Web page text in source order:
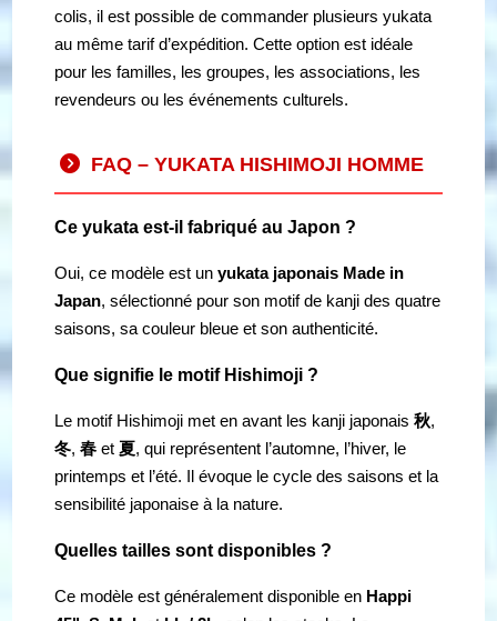
colis, il est possible de commander plusieurs yukata
au même tarif d’expédition. Cette option est idéale
pour les familles, les groupes, les associations, les
revendeurs ou les événements culturels.
FAQ – YUKATA HISHIMOJI HOMME
Ce yukata est-il fabriqué au Japon ?
Oui, ce modèle est unyukata japonais Made in
Japan, sélectionné pour son motif de kanji des quatre
saisons, sa couleur bleue et son authenticité.
Que signifie le motif Hishimoji ?
Le motif Hishimoji met en avant les kanji japonais秋,
冬,春 et夏, qui représentent l’automne, l’hiver, le
printemps et l’été. Il évoque le cycle des saisons et la
sensibilité japonaise à la nature.
Quelles tailles sont disponibles ?
Ce modèle est généralement disponible en Happi